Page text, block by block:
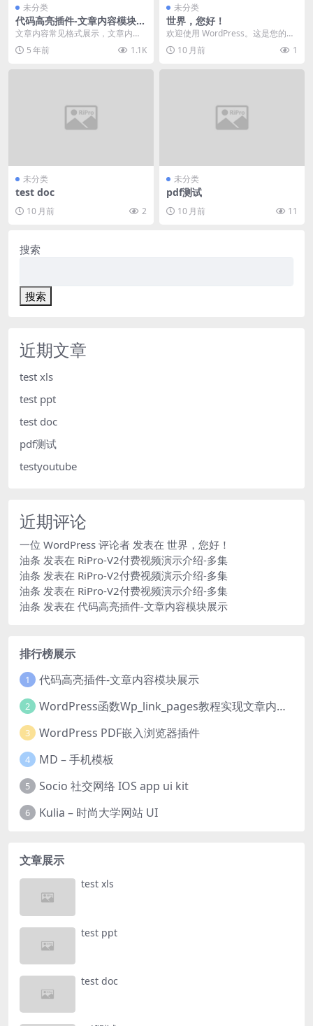
未分类
代码高亮插件-文章内容模块展
示
文章内容常见格式展示，文章内容
模块展示，文章内自带视频，灯箱
相册，单图片灯箱，代...
5 年前 1.1K
未分类
世界，您好！
欢迎使用 WordPress。这是您的第
一篇文章。编辑或删除它，然后开
始写作吧！
10 月前 1
未分类
test doc
10 月前 2
未分类
pdf测试
10 月前 11
搜索
搜索
近期文章
test xls
test ppt
test doc
pdf测试
testyoutube
近期评论
一位 WordPress 评论者 发表在 世界，您好！
油条 发表在 RiPro-V2付费视频演示介绍-多集
油条 发表在 RiPro-V2付费视频演示介绍-多集
油条 发表在 RiPro-V2付费视频演示介绍-多集
油条 发表在 代码高亮插件-文章内容模块展示
排行榜展示
1 代码高亮插件-文章内容模块展示
2 WordPress函数Wp_link_pages教程实现文章内容分页
3 WordPress PDF嵌入浏览器插件
4 MD – 手机模板
5 Socio 社交网络 IOS app ui kit
6 Kulia – 时尚大学网站 UI
文章展示
test xls
test ppt
test doc